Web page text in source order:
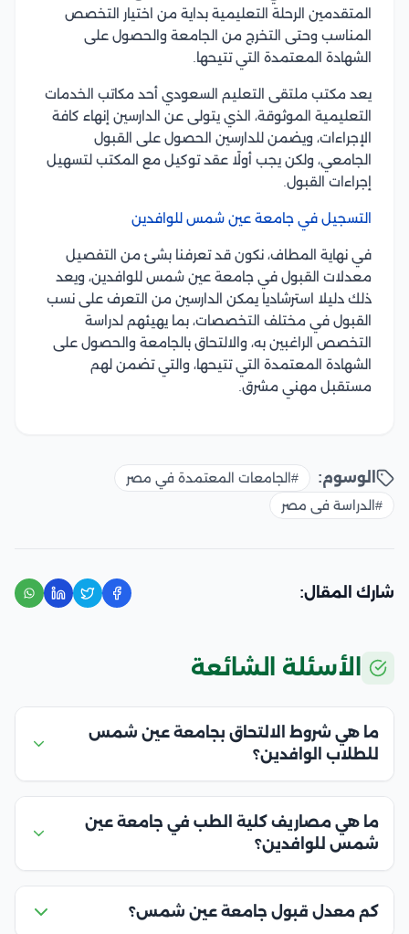
المتقدمين الرحلة التعليمية بداية من اختيار التخصص
المناسب وحتى التخرج من الجامعة والحصول على
الشهادة المعتمدة التي تتيحها.
يعد مكتب ملتقى التعليم السعودي أحد مكاتب الخدمات
التعليمية الموثوقة، الذي يتولى عن الدارسين إنهاء كافة
الإجراءات، ويضمن للدارسين الحصول على القبول
الجامعي، ولكن يجب أولًا عقد توكيل مع المكتب لتسهيل
إجراءات القبول.
التسجيل في جامعة عين شمس للوافدين
في نهاية المطاف، نكون قد تعرفنا بشئ من التفصيل
معدلات القبول في جامعة عين شمس للوافدين، ويعد
ذلك دليلا استرشاديا يمكن الدارسين من التعرف على نسب
القبول في مختلف التخصصات، بما يهيئهم لدراسة
التخصص الراغبين به، والالتحاق بالجامعة والحصول على
الشهادة المعتمدة التي تتيحها، والتي تضمن لهم
مستقبل مهني مشرق.
الوسوم:
#الجامعات المعتمدة في مصر
#الدراسة فى مصر
شارك المقال:
الأسئلة الشائعة
ما هي شروط الالتحاق بجامعة عين شمس
للطلاب الوافدين؟
ما هي مصاريف كلية الطب في جامعة عين
شمس للوافدين؟
كم معدل قبول جامعة عين شمس؟